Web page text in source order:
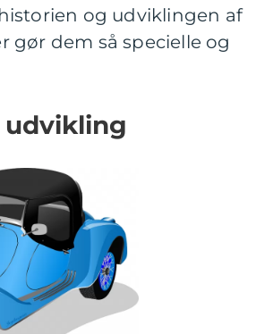
og udviklingen af
dem så specielle og